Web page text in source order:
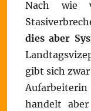
Nach wie
dies aber
gibt sich
handelt